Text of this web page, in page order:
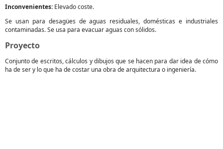
Inconvenientes: Elevado coste.
Se usan para desagües de aguas residuales, domésticas e industriales
contaminadas. Se usa para evacuar aguas con sólidos.
Proyecto
Conjunto de escritos, cálculos y dibujos que se hacen para dar idea de cómo
ha de ser y lo que ha de costar una obra de arquitectura o ingeniería.